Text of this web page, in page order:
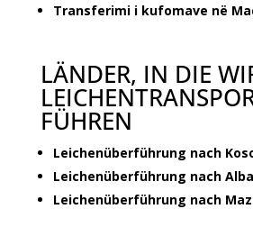
Transferimi i kufomave në
LÄNDER, IN DIE
FÜHREN
Leichenüberführung nach
Leichenüberführung nach
Leichenüberführung nach